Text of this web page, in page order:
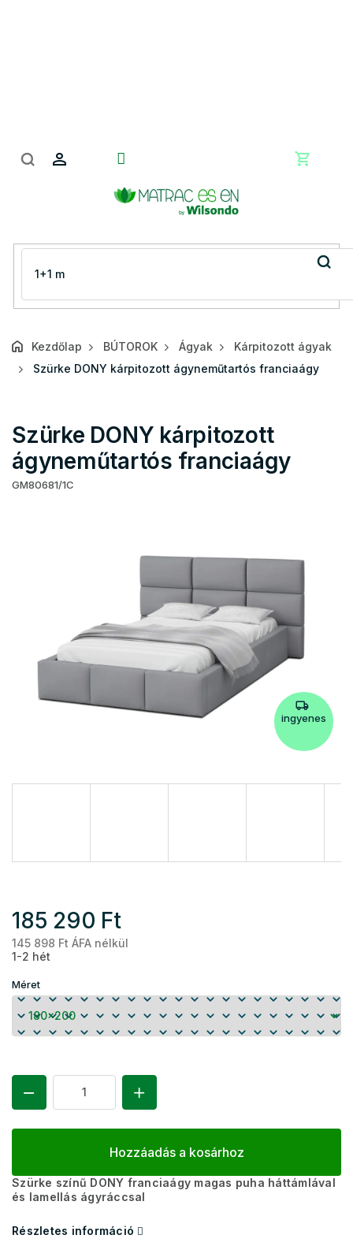
Kosár
Kezdőlap BÚTOROK Ágyak
Kárpitozott ágyak
Szürke DONY kárpitozott ágyneműtartós franciaágy
Szürke DONY kárpitozott
ágyneműtartós franciaágy
GM80681/1C
ingyenes
185 290 Ft
145 898 Ft ÁFA nélkül
1-2 hét
Méret
Hozzáadás a kosárhoz
Szürke színű DONY franciaágy magas puha háttámlával
és lamellás ágyráccsal
Részletes információ